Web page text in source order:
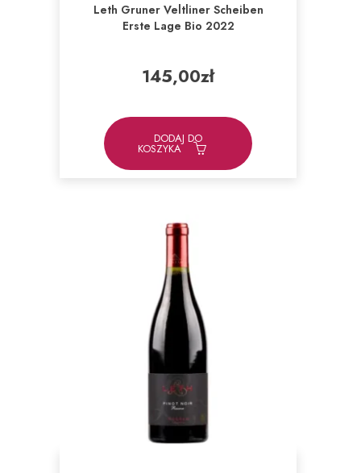
Leth Gruner Veltliner Scheiben
Erste Lage Bio 2022
145,00zł
DODAJ DO
KOSZYKA